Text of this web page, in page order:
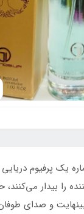
یک پرفیوم
را بیدار
و صدای طوفان